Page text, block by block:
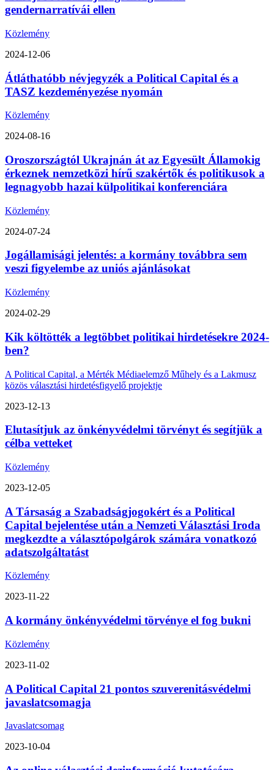
gendernarratívái ellen
Közlemény
2024-12-06
Átláthatóbb névjegyzék a Political Capital és a
TASZ kezdeményezése nyomán
Közlemény
2024-08-16
Oroszországtól Ukrajnán át az Egyesült Államokig
érkeznek nemzetközi hírű szakértők és politikusok a
legnagyobb hazai külpolitikai konferenciára
Közlemény
2024-07-24
Jogállamisági jelentés: a kormány továbbra sem
veszi figyelembe az uniós ajánlásokat
Közlemény
2024-02-29
Kik költötték a legtöbbet politikai hirdetésekre 2024-
ben?
A Political Capital, a Mérték Médiaelemző Műhely és a Lakmusz
közös választási hirdetésfigyelő projektje
2023-12-13
Elutasítjuk az önkényvédelmi törvényt és segítjük a
célba vetteket
Közlemény
2023-12-05
A Társaság a Szabadságjogokért és a Political
Capital bejelentése után a Nemzeti Választási Iroda
megkezdte a választópolgárok számára vonatkozó
adatszolgáltatást
Közlemény
2023-11-22
A kormány önkényvédelmi törvénye el fog bukni
Közlemény
2023-11-02
A Political Capital 21 pontos szuverenitásvédelmi
javaslatcsomagja
Javaslatcsomag
2023-10-04